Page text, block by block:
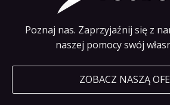
Poznaj nas. Zaprzyjaźnij się z
naszej pomocy swój
ZOBACZ NASZĄ